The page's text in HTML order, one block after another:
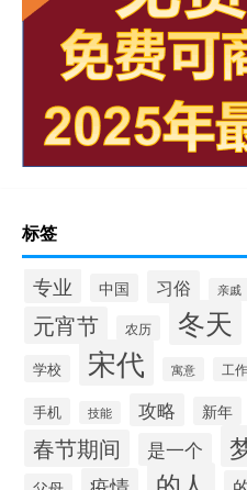
标签
专业 中国 习俗 亲戚
元宵节 农历 冬天
学校 宋代 寓意 工作
手机 技能 攻略 新年
春节期间 是一个